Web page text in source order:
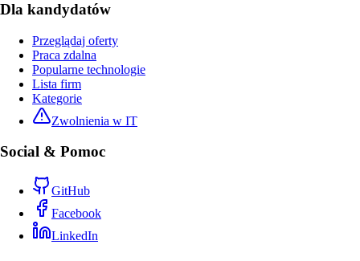
Dla kandydatów
Przeglądaj oferty
Praca zdalna
Popularne technologie
Lista firm
Kategorie
Zwolnienia w IT
Social & Pomoc
GitHub
Facebook
LinkedIn